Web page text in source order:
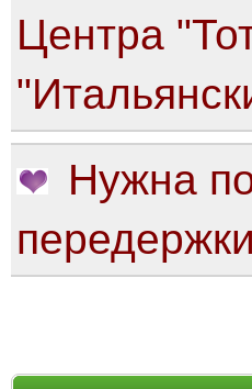
Центра
Нужна